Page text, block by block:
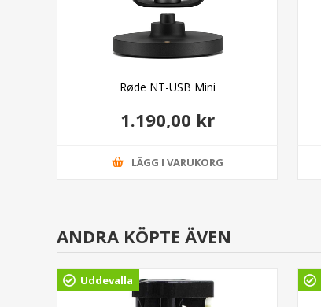
Røde NT-USB Mini
1.190,00 kr
LÄGG I VARUKORG
ANDRA KÖPTE ÄVEN
Uddevalla